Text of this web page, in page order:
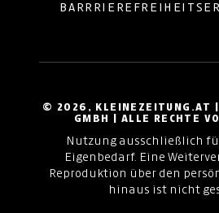
© 2026, KLEINEZEITUNG.AT |
GMBH | ALLE RECHTE
Nutzung ausschließlich
Eigenbedarf. Eine
Reproduktion über den
hinaus ist nicht